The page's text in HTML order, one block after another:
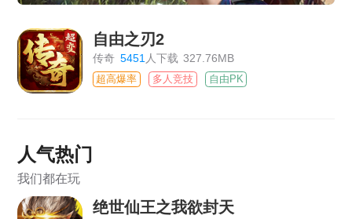
自由之刃2
传奇 5451 人下载 327.76MB
超高爆率 多人竞技 自由PK
人气热门
我们都在玩
绝世仙王之我欲封天